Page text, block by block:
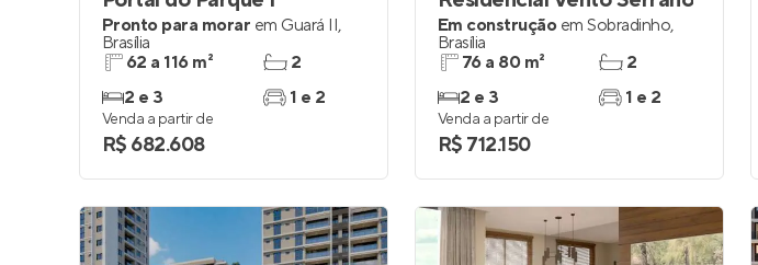
Pronto para morar em Guará II,
Brasília
62 a 116 m²
2 e 3
2
1 e 2
Venda a partir de
R$ 682.608
Em construção em Sobradinho,
Brasília
76 a 80 m²
2 e 3
2
1 e 2
Venda a partir de
R$ 712.150